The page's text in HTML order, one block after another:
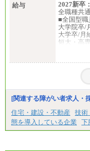
給与
2027新卒：
全職種共
■全国型職
大学院卒/
大学卒/月
短大・高
大学院卒/
大学卒/月
短大・高
■特定職
大学院卒/
大学卒/月
短大・高
※拠点型
[関連する障がい者求人・
住宅・建設・不動産
技術
態を導入している企業
下